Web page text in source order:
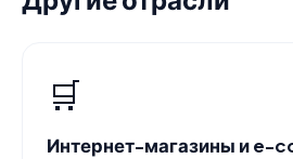
🛒
Интернет-магазины и e-